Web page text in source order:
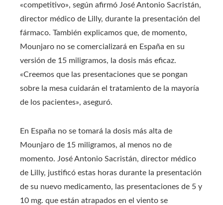
«competitivo», según afirmó José Antonio Sacristán,
director médico de Lilly, durante la presentación del
fármaco. También explicamos que, de momento,
Mounjaro no se comercializará en España en su
versión de 15 miligramos, la dosis más eficaz.
«Creemos que las presentaciones que se pongan
sobre la mesa cuidarán el tratamiento de la mayoría
de los pacientes», aseguró.
En España no se tomará la dosis más alta de
Mounjaro de 15 miligramos, al menos no de
momento. José Antonio Sacristán, director médico
de Lilly, justificó estas horas durante la presentación
de su nuevo medicamento, las presentaciones de 5 y
10 mg. que están atrapados en el viento se